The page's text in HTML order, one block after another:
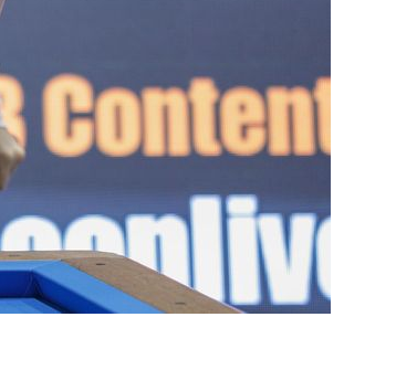
3
송영길·김민석, '조희대 탄핵'
법사위원들 "즉시 대법관 제
4
박지원이 본 호남 당심…"李대
5
SK하이닉스, 주당 375원 분
가 주주환원책 3분기 발표